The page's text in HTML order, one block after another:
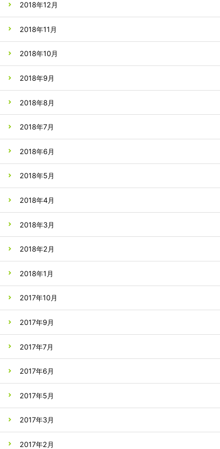
2018年12月
2018年11月
2018年10月
2018年9月
2018年8月
2018年7月
2018年6月
2018年5月
2018年4月
2018年3月
2018年2月
2018年1月
2017年10月
2017年9月
2017年7月
2017年6月
2017年5月
2017年3月
2017年2月